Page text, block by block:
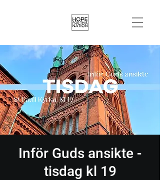
Inför Guds ansikte -
tisdag kl 19